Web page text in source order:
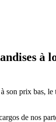
prix bas,
de nos